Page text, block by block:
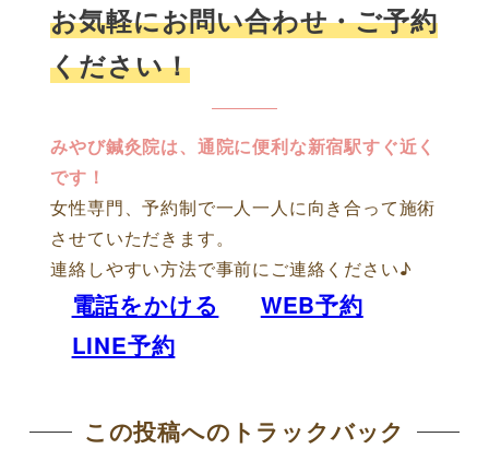
お気軽にお問い合わせ・ご予約
ください！
みやび鍼灸院は、通院に便利な新宿駅すぐ近く
です！
女性専門、予約制で一人一人に向き合って施術
させていただきます。
連絡しやすい方法で事前にご連絡ください♪
電話をかける
WEB予約
LINE予約
この投稿へのトラックバック